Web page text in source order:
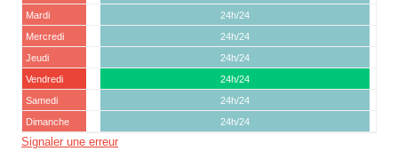
Mardi
24h/24
Mercredi
24h/24
Jeudi
24h/24
Vendredi
24h/24
Samedi
24h/24
Dimanche
24h/24
Signaler une erreur